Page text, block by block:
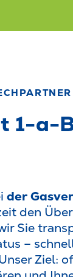
1-a-
der
den
Sie
–
Ziel: